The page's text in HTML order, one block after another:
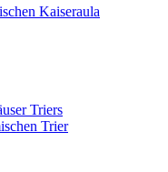
Kaiseraula
Triers
Trier